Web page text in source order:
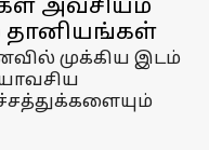
அவசியம்
தானியங்கள்
முக்கிய இடம்